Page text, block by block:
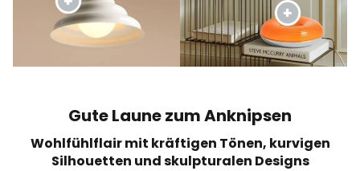
Gute Laune zum Anknipsen
Wohlfühlflair mit kräftigen Tönen, kurvigen
Silhouetten und skulpturalen Designs